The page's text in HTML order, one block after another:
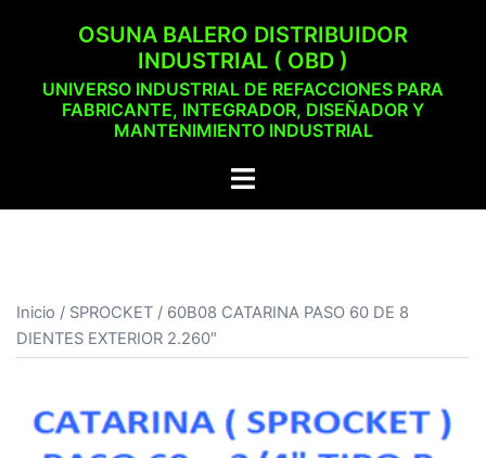
OSUNA BALERO DISTRIBUIDOR
INDUSTRIAL ( OBD )
UNIVERSO INDUSTRIAL DE REFACCIONES PARA
FABRICANTE, INTEGRADOR, DISEÑADOR Y
MANTENIMIENTO INDUSTRIAL
Alternar
Inicio / SPROCKET / 60B08 CATARINA PASO 60 DE 8
DIENTES EXTERIOR 2.260″